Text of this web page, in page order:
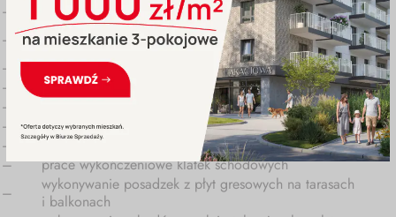
–
wykonywanie zabudów szachtów instalacyjnych
–
wykonywanie posadzek z płytek gresowych na klatkach
schodowych
–
montaż dźwigów osobowych
–
montaż bram garażowych
–
–
montaż balustrad wewnętrznych
–
wykonywanie prac malarskich pomieszczeń technicznych,
–
prace wykończeniowe klatek schodowych
–
wykonywanie posadzek z płyt gresowych na tarasach
i balkonach